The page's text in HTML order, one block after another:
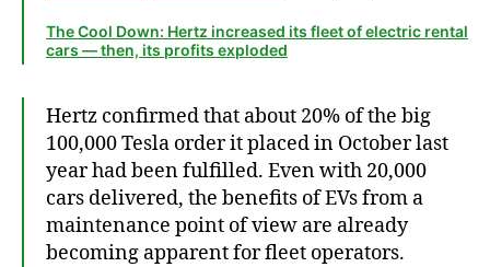
The Cool Down: Hertz increased its fleet of electric rental
cars — then, its profits exploded
Hertz confirmed that about 20% of the big
100,000 Tesla order it placed in October last
year had been fulfilled. Even with 20,000
cars delivered, the benefits of EVs from a
maintenance point of view are already
becoming apparent for fleet operators.